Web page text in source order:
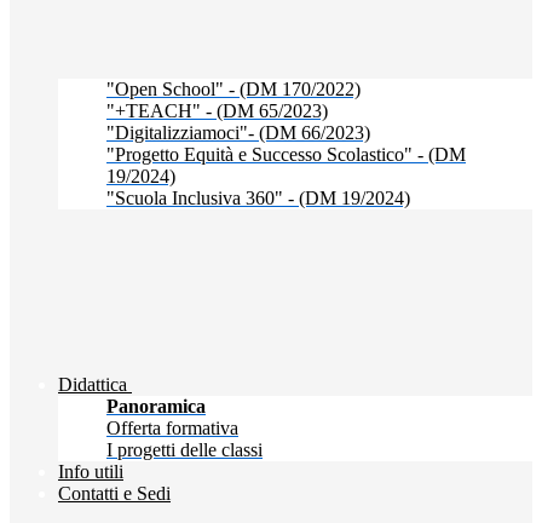
"Open School" - (DM 170/2022)
"+TEACH" - (DM 65/2023)
"Digitalizziamoci"- (DM 66/2023)
"Progetto Equità e Successo Scolastico" - (DM
19/2024)
"Scuola Inclusiva 360" - (DM 19/2024)
Didattica
Panoramica
Offerta formativa
I progetti delle classi
Info utili
Contatti e Sedi